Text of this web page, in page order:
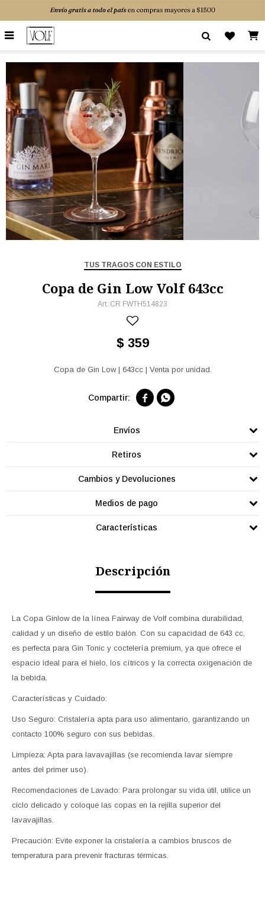

TUS TRAGOS CON ESTILO
Copa de Gin Low Volf 643cc
CR FWTH514823
$ 359
Copa de Gin Low | 643cc | Venta por unidad.
 
Envíos
Retiros
Cambios y Devoluciones
Medios de pago
Características
Descripción
La Copa Ginlow de la línea Fairway de Volf combina durabilidad,
calidad y un diseño de estilo balón. Con su capacidad de 643 cc,
es perfecta para Gin Tonic y coctelería premium, ya que ofrece el
espacio ideal para el hielo, los cítricos y la correcta oxigenación de
la bebida.
Características y Cuidado:
Uso Seguro: Cristalería apta para uso alimentario, garantizando un
contacto 100% seguro con sus bebidas.
Limpieza: Apta para lavavajillas (se recomienda lavar siempre
antes del primer uso).
Recomendaciones de Lavado: Para prolongar su vida útil, utilice un
ciclo delicado y coloque las copas en la rejilla superior del
lavavajillas.
Precaución: Evite exponer la cristalería a cambios bruscos de
temperatura para prevenir fracturas térmicas.